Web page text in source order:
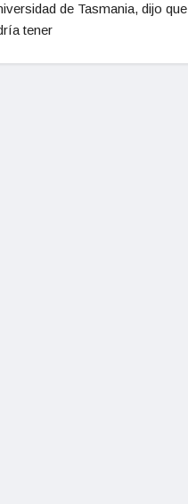
de Tasmania, dijo que
tener